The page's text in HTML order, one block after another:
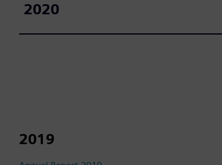
2020
2019